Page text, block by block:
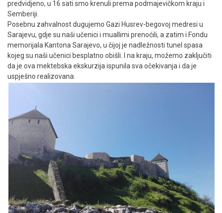
predvidjeno, u 16 sati smo krenuli prema podmajevičkom kraju i
Semberiji.
Posebnu zahvalnost dugujemo Gazi Husrev-begovoj medresi u
Sarajevu, gdje su naši učenici i muallimi prenoćili, a zatim i Fondu
memorijala Kantona Sarajevo, u čijoj je nadležnosti tunel spasa
kojeg su naši učenici besplatno obišli. I na kraju, možemo zaključiti
da je ova mektebska ekskurzija ispunila sva očekivanja i da je
uspješno realizovana.